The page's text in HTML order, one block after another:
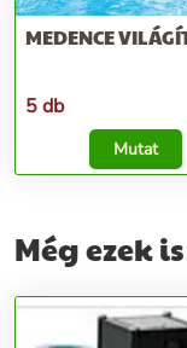
MEDENCE
5 db
Mutat
Még ezek